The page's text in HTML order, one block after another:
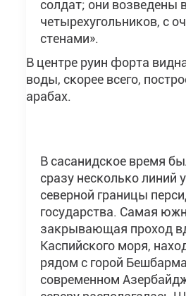
солдат; они возведены
четырехугольников, с
стенами».
В центре руин форта
воды, скорее всего,
арабах.
В сасанидское время
сразу несколько линий
северной границы
государства. Самая
закрывающая проход
Каспийского моря,
рядом с горой
современном